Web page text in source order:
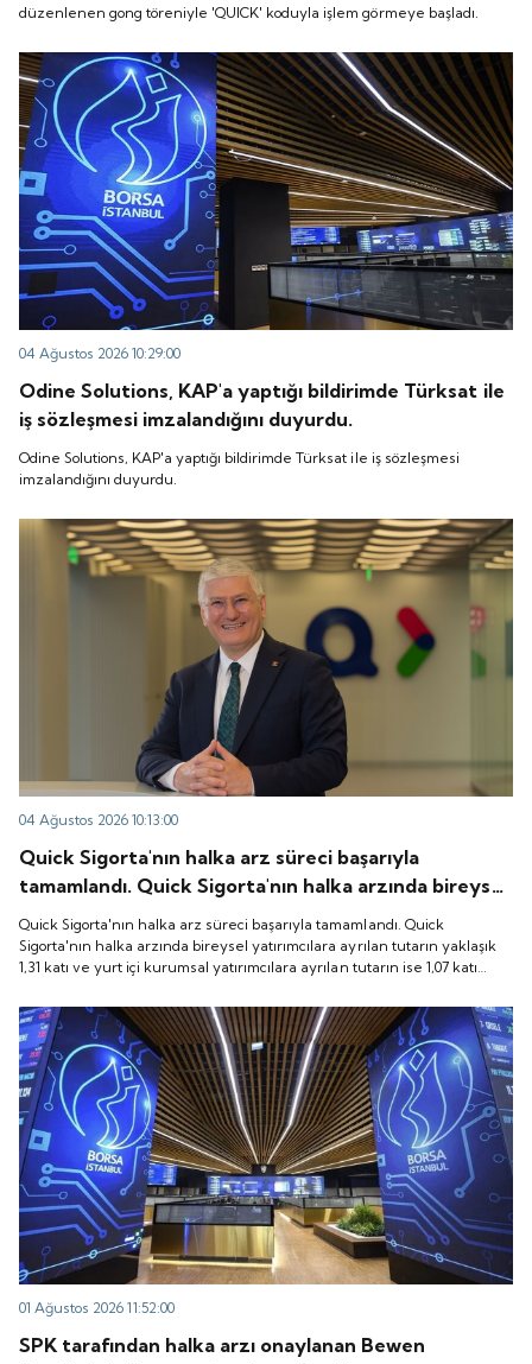
düzenlenen gong töreniyle 'QUICK' koduyla işlem görmeye başladı.
04 Ağustos 2026 10:29:00
Odine Solutions, KAP'a yaptığı bildirimde Türksat ile
iş sözleşmesi imzalandığını duyurdu.
Odine Solutions, KAP'a yaptığı bildirimde Türksat ile iş sözleşmesi
imzalandığını duyurdu.
04 Ağustos 2026 10:13:00
Quick Sigorta'nın halka arz süreci başarıyla
tamamlandı. Quick Sigorta'nın halka arzında bireysel
yatırımcılara ayrılan tutarın yaklaşık 1,31 katı ve yurt
içi kurumsal yatırımcılara ayrılan tutarın ise 1,07 katı
talep geldi. Quick Sigorta, 6 Ağustos 2026 tarihinde
görmeye başlayacak.
Quick Sigorta'nın halka arz süreci başarıyla tamamlandı. Quick
Sigorta'nın halka arzında bireysel yatırımcılara ayrılan tutarın yaklaşık
1,31 katı ve yurt içi kurumsal yatırımcılara ayrılan tutarın ise 1,07 katı
koduyla Borsa İstanbul'da işlem görmeye başlayacak.
01 Ağustos 2026 11:52:00
SPK tarafından halka arzı onaylanan Bewen